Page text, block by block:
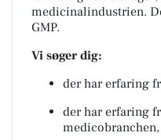
medicinalindustrien.
GMP.
Vi søger dig:
der har erfaring
der har erfaring